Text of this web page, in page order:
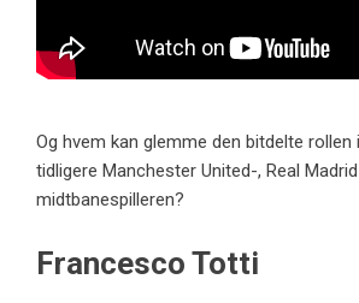
Og hvem kan glemme den bitdelte rollen
tidligere Manchester United-, Real
midtbanespilleren?
Francesco Totti